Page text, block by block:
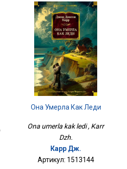
Она Умерла Как Леди
Ona umerla kak ledi , Karr
Dzh.
Карр Дж.
Артикул: 1513144